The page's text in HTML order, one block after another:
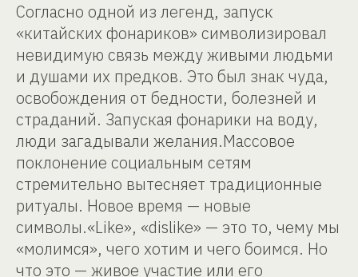
Согласно одной из легенд, запуск
«китайских фонариков» символизировал
невидимую связь между живыми людьми
и душами их предков. Это был знак чуда,
освобождения от бедности, болезней и
страданий. Запуская фонарики на воду,
люди загадывали желания.Массовое
поклонение социальным сетям
стремительно вытесняет традиционные
ритуалы. Новое время — новые
символы.«Like», «dislike» — это то, чему мы
«молимся», чего хотим и чего боимся. Но
что это — живое участие или его